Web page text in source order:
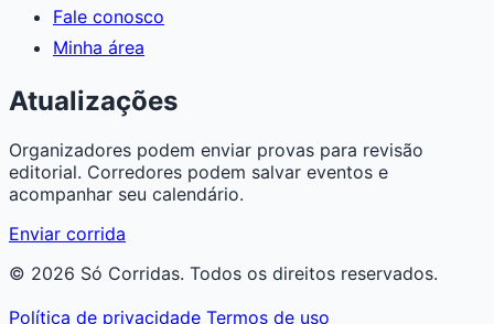
Fale conosco
Minha área
Atualizações
Organizadores podem enviar provas para revisão
editorial. Corredores podem salvar eventos e
acompanhar seu calendário.
Enviar corrida
© 2026 Só Corridas. Todos os direitos reservados.
Política de privacidade Termos de uso